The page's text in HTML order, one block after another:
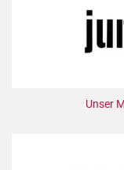
Unser